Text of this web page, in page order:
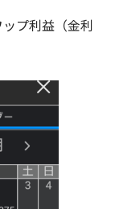
プ利益（金利